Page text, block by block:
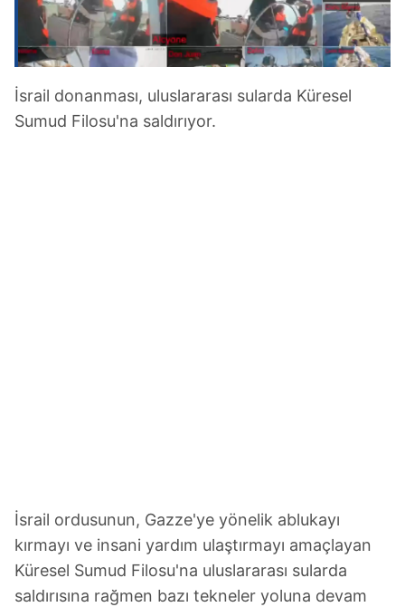
İsrail donanması, uluslararası sularda Küresel
Sumud Filosu'na saldırıyor.
İsrail ordusunun, Gazze'ye yönelik ablukayı
kırmayı ve insani yardım ulaştırmayı amaçlayan
Küresel Sumud Filosu'na uluslararası sularda
saldırısına rağmen bazı tekneler yoluna devam